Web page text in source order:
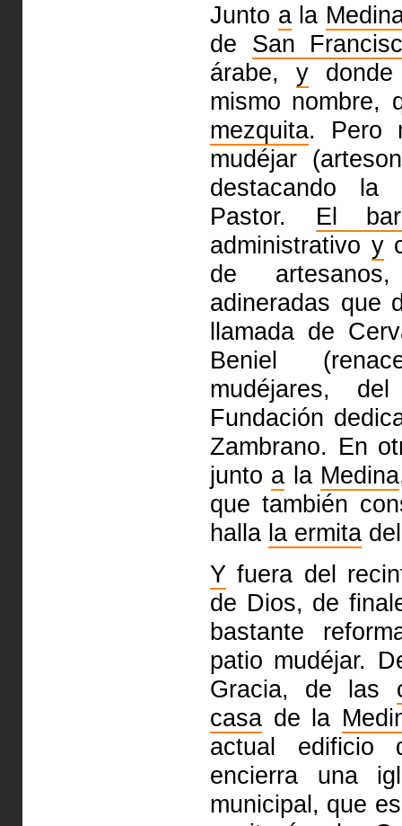
Junto ala
de San
árabe,y
mismo nombre,
mezquita. Pero
mudéjar
destacando la
Pastor. El
administrativo y
de
adineradas que
llamada de
Beniel
mudéjares,
Fundación
Zambrano. En
junto a la Medina
que también
halla la ermita
Y fuera del
de Dios, de
bastante
patio mudéjar.
Gracia, de las
casa de la
actual
encierra una
municipal, que